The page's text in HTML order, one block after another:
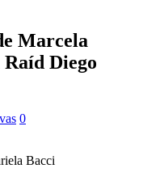
Marcela
Diego
0
Bacci